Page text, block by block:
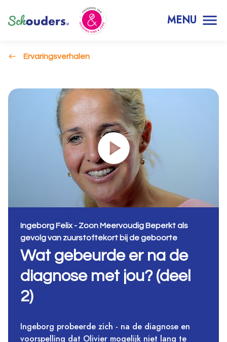
MENU
Ervaringsverhalen
Ingeborg Felix - Zoon Meervoudig Beperkt als
gevolg van zuurstoftekort bij de geboorte
Wat gebeurde er na de
diagnose met jou? (deel
2)
Ingeborg probeerde zich - na de diagnose en
voorspelling dat Olivier mogelijk niet lang te